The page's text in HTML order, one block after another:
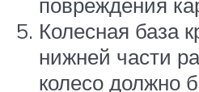
Колесная база
нижней части
колесо должно